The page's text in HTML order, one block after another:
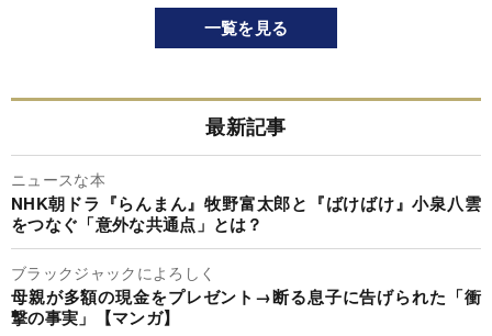
一覧を見る
最新記事
ニュースな本
NHK朝ドラ『らんまん』牧野富太郎と『ばけばけ』小泉八雲
をつなぐ「意外な共通点」とは？
ブラックジャックによろしく
母親が多額の現金をプレゼント→断る息子に告げられた「衝
撃の事実」【マンガ】